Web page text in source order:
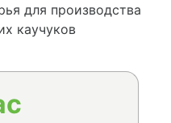
для производства
каучуков